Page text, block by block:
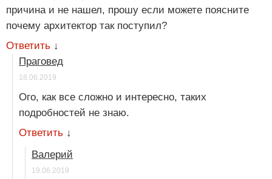
причина и не нашел, прошу если можете поясните
почему архитектор так поступил?
Ответить ↓
Праговед
18.06.2019
Ого, как все сложно и интересно, таких
подробностей не знаю.
Ответить ↓
Валерий
19.06.2019